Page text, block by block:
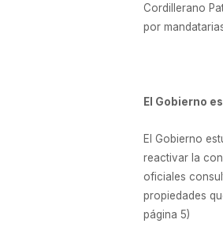
Cordillerano
por
El Gobierno
El Gobierno
reactivar la
oficiales
propiedades
página 5)